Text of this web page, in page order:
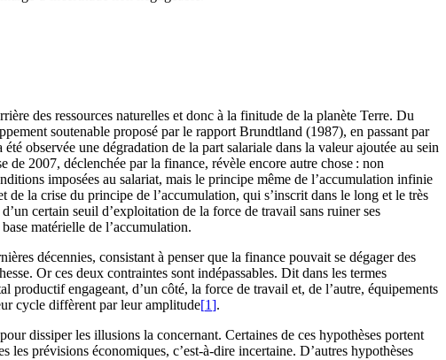
des ressources naturelles et donc à la finitude de la planète Terre. Du
soutenable proposé par le rapport Brundtland (1987), en passant par
observée une dégradation de la part salariale dans la valeur ajoutée au sein
2007, déclenchée par la finance, révèle encore autre chose : non
imposées au salariat, mais le principe même de l’accumulation infinie
la crise du principe de l’accumulation, qui s’inscrit dans le long et le très
certain seuil d’exploitation de la force de travail sans ruiner ses
matérielle de l’accumulation.
décennies, consistant à penser que la finance pouvait se dégager des
Or ces deux contraintes sont indépassables. Dit dans les termes
productif engageant, d’un côté, la force de travail et, de l’autre, équipements
cycle diffèrent par leur amplitude[1].
dissiper les illusions la concernant. Certaines de ces hypothèses portent
prévisions économiques, c’est-à-dire incertaine. D’autres hypothèses